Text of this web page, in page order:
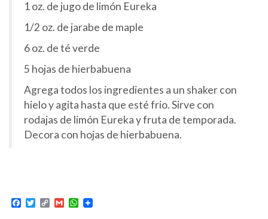
1 oz. de jugo de limón Eureka
1/2 oz. de jarabe de maple
6 oz. de té verde
5 hojas de hierbabuena
Agrega todos los ingredientes a un shaker con
hielo y agita hasta que esté frio. Sirve con
rodajas de limón Eureka y fruta de temporada.
Decora con hojas de hierbabuena.
Facebook
TwitterCopyGmailWhatsApp